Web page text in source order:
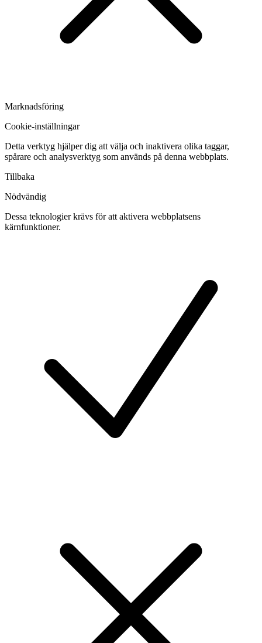
Marknadsföring
Cookie-inställningar
Detta verktyg hjälper dig att välja och inaktivera olika taggar,
spårare och analysverktyg som används på denna webbplats.
Tillbaka
Nödvändig
Dessa teknologier krävs för att aktivera webbplatsens
kärnfunktioner.